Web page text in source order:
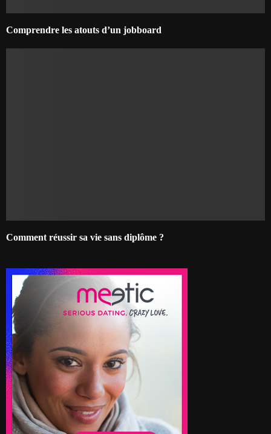
Comprendre les atouts d’un jobboard
Comment réussir sa vie sans diplôme ?